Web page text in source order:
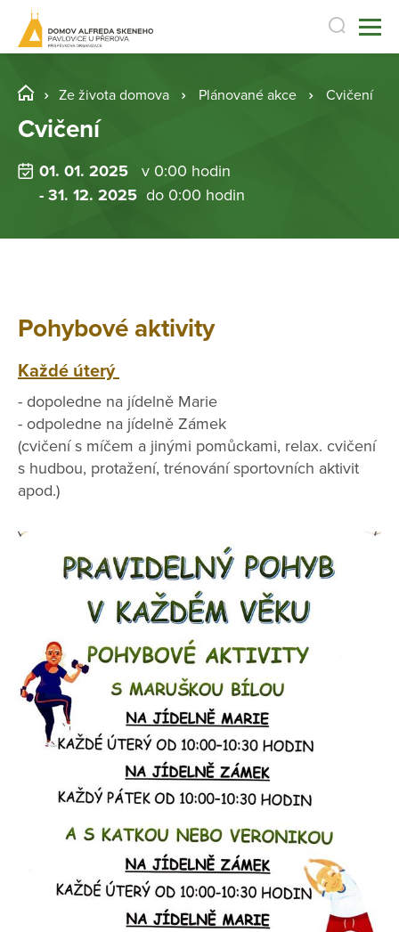
Ze života domova Plánované akce Cvičení
Cvičení
01. 01. 2025
v 0:00 hodin
- 31. 12. 2025 do 0:00 hodin
Pohybové aktivity
Každé úterý
- dopoledne na jídelně Marie
- odpoledne na jídelně Zámek
(cvičení s míčem a jinými pomůckami, relax. cvičení
s hudbou, protažení, trénování sportovních aktivit
apod.)